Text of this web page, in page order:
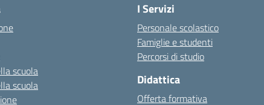
scuola
scuola
I Servizi
Personale scolastico
Famiglie e studenti
Percorsi di studio
Didattica
Offerta formativa